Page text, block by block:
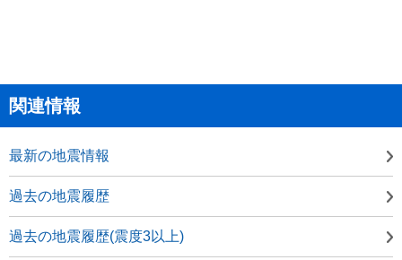
関連情報
最新の地震情報
過去の地震履歴
過去の地震履歴(震度3以上)